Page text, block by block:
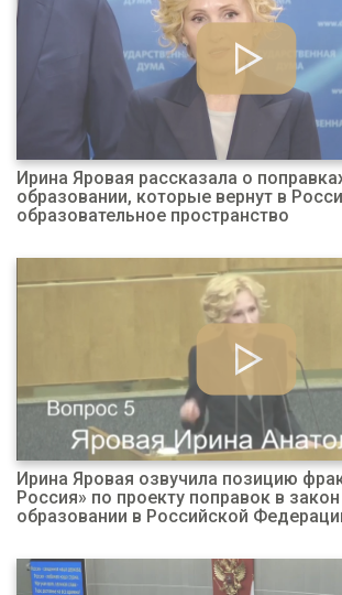
Ирина Яровая рассказала о
образовании, которые вернут в
образовательное пространство
Ирина Яровая озвучила позицию
Россия» по проекту поправок в
образовании в Российской